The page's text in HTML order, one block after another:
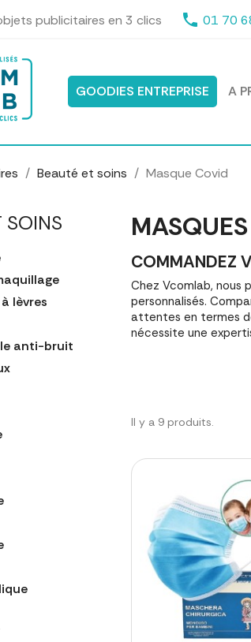
publicitaires en 3 clics phone 01 70
GOODIES ENTREPRISE A
Beauté et soins Masque Covid
SOINS
lèvres
anti-bruit
COMMANDEZ
Chez Vcomlab, nous
personnalisés.
attentes en termes
nécessite une
Il y a 9 produits.